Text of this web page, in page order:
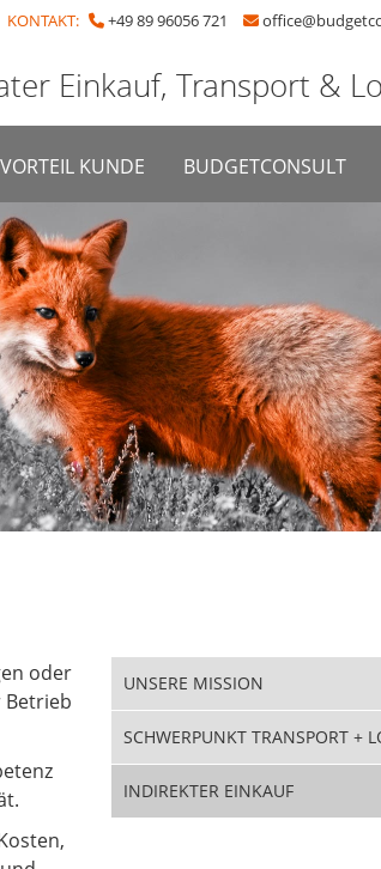
KONTAKT: +49 89 96056 721
Einkauf, Transport &
VORTEIL KUNDE BUDGETCONSULT
oder
Betrieb
UNSERE MISSION
SCHWERPUNKT TRANSPORT +
INDIREKTER EINKAUF